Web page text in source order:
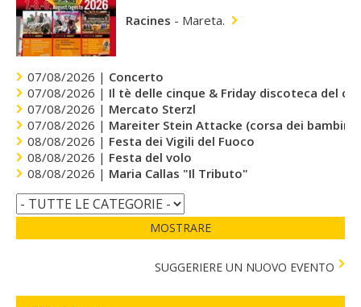
Racines - Mareta.
07/08/2026 | Concerto
07/08/2026 | Il tè delle cinque & Friday discoteca del
07/08/2026 | Mercato Sterzl
07/08/2026 | Mareiter Stein Attacke (corsa dei bambini)
08/08/2026 | Festa dei Vigili del Fuoco
08/08/2026 | Festa del volo
08/08/2026 | Maria Callas "Il Tributo"
MOSTRARE
SUGGERIERE UN NUOVO EVENTO